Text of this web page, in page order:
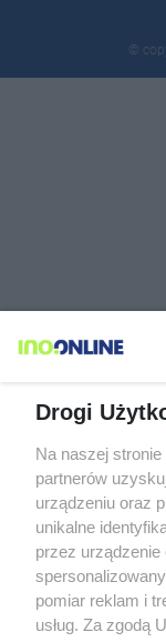
©
Drogi
Na naszej
partnerów
urządzeniu oraz
unikalne
przez urządzenie
pomiar reklam i
usług. Za zgodą